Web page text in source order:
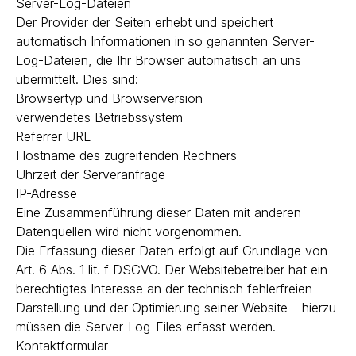
Server-Log-Dateien
Der Provider der Seiten erhebt und speichert
automatisch Informationen in so genannten Server-
Log-Dateien, die Ihr Browser automatisch an uns
übermittelt. Dies sind:
Browsertyp und Browserversion
verwendetes Betriebssystem
Referrer URL
Hostname des zugreifenden Rechners
Uhrzeit der Serveranfrage
IP-Adresse
Eine Zusammenführung dieser Daten mit anderen
Datenquellen wird nicht vorgenommen.
Die Erfassung dieser Daten erfolgt auf Grundlage von
Art. 6 Abs. 1 lit. f DSGVO. Der Websitebetreiber hat ein
berechtigtes Interesse an der technisch fehlerfreien
Darstellung und der Optimierung seiner Website – hierzu
müssen die Server-Log-Files erfasst werden.
Kontaktformular